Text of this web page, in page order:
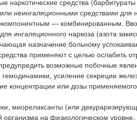
средства
неингаляционными средствами для
— комбинированным.
ингаляционного наркоза (азота
назначение больному
применяют с целью ослабить
возможные побочные
усиление секреции
концентрации или дозы
миорелаксанты (или
на физиологическом уровне.